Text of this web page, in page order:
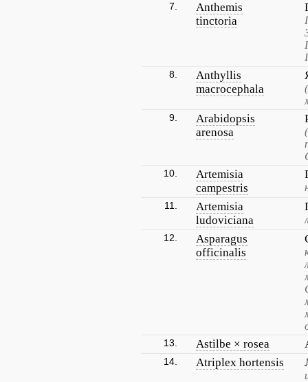
7.
Anthemis
tinctoria
8.
Anthyllis
macrocephala
9.
Arabidopsis
arenosa
10.
Artemisia
campestris
11.
Artemisia
ludoviciana
12.
Asparagus
officinalis
13. Astilbe × rosea
14. Atriplex hortensis